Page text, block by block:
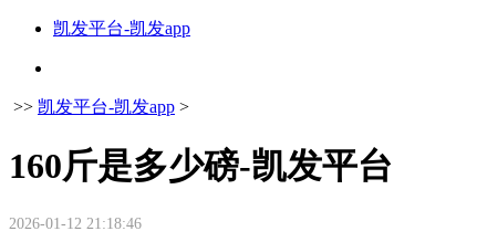
凯发平台-凯发app
>> 凯发平台-凯发app >
160斤是多少磅-凯发平台
2026-01-12 21:18:46